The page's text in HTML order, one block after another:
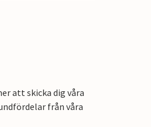
att skicka dig våra
från våra